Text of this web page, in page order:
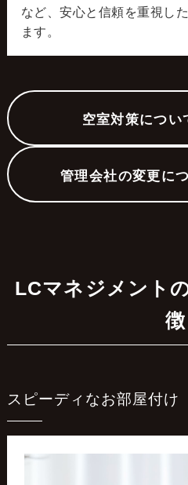
など、安心と信頼を重視し
ます。
空室対策につい
管理会社の変更に
LCマネジメント
徴
スピーディなお部屋付け